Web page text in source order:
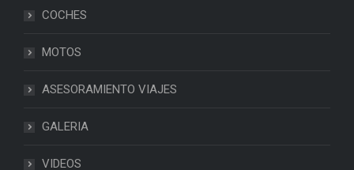
COCHES
MOTOS
ASESORAMIENTO VIAJES
GALERIA
VIDEOS